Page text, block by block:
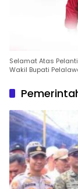
Selamat Atas
Wakil Bupati